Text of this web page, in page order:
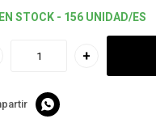
EN STOCK - 156 UNIDAD/ES
+
